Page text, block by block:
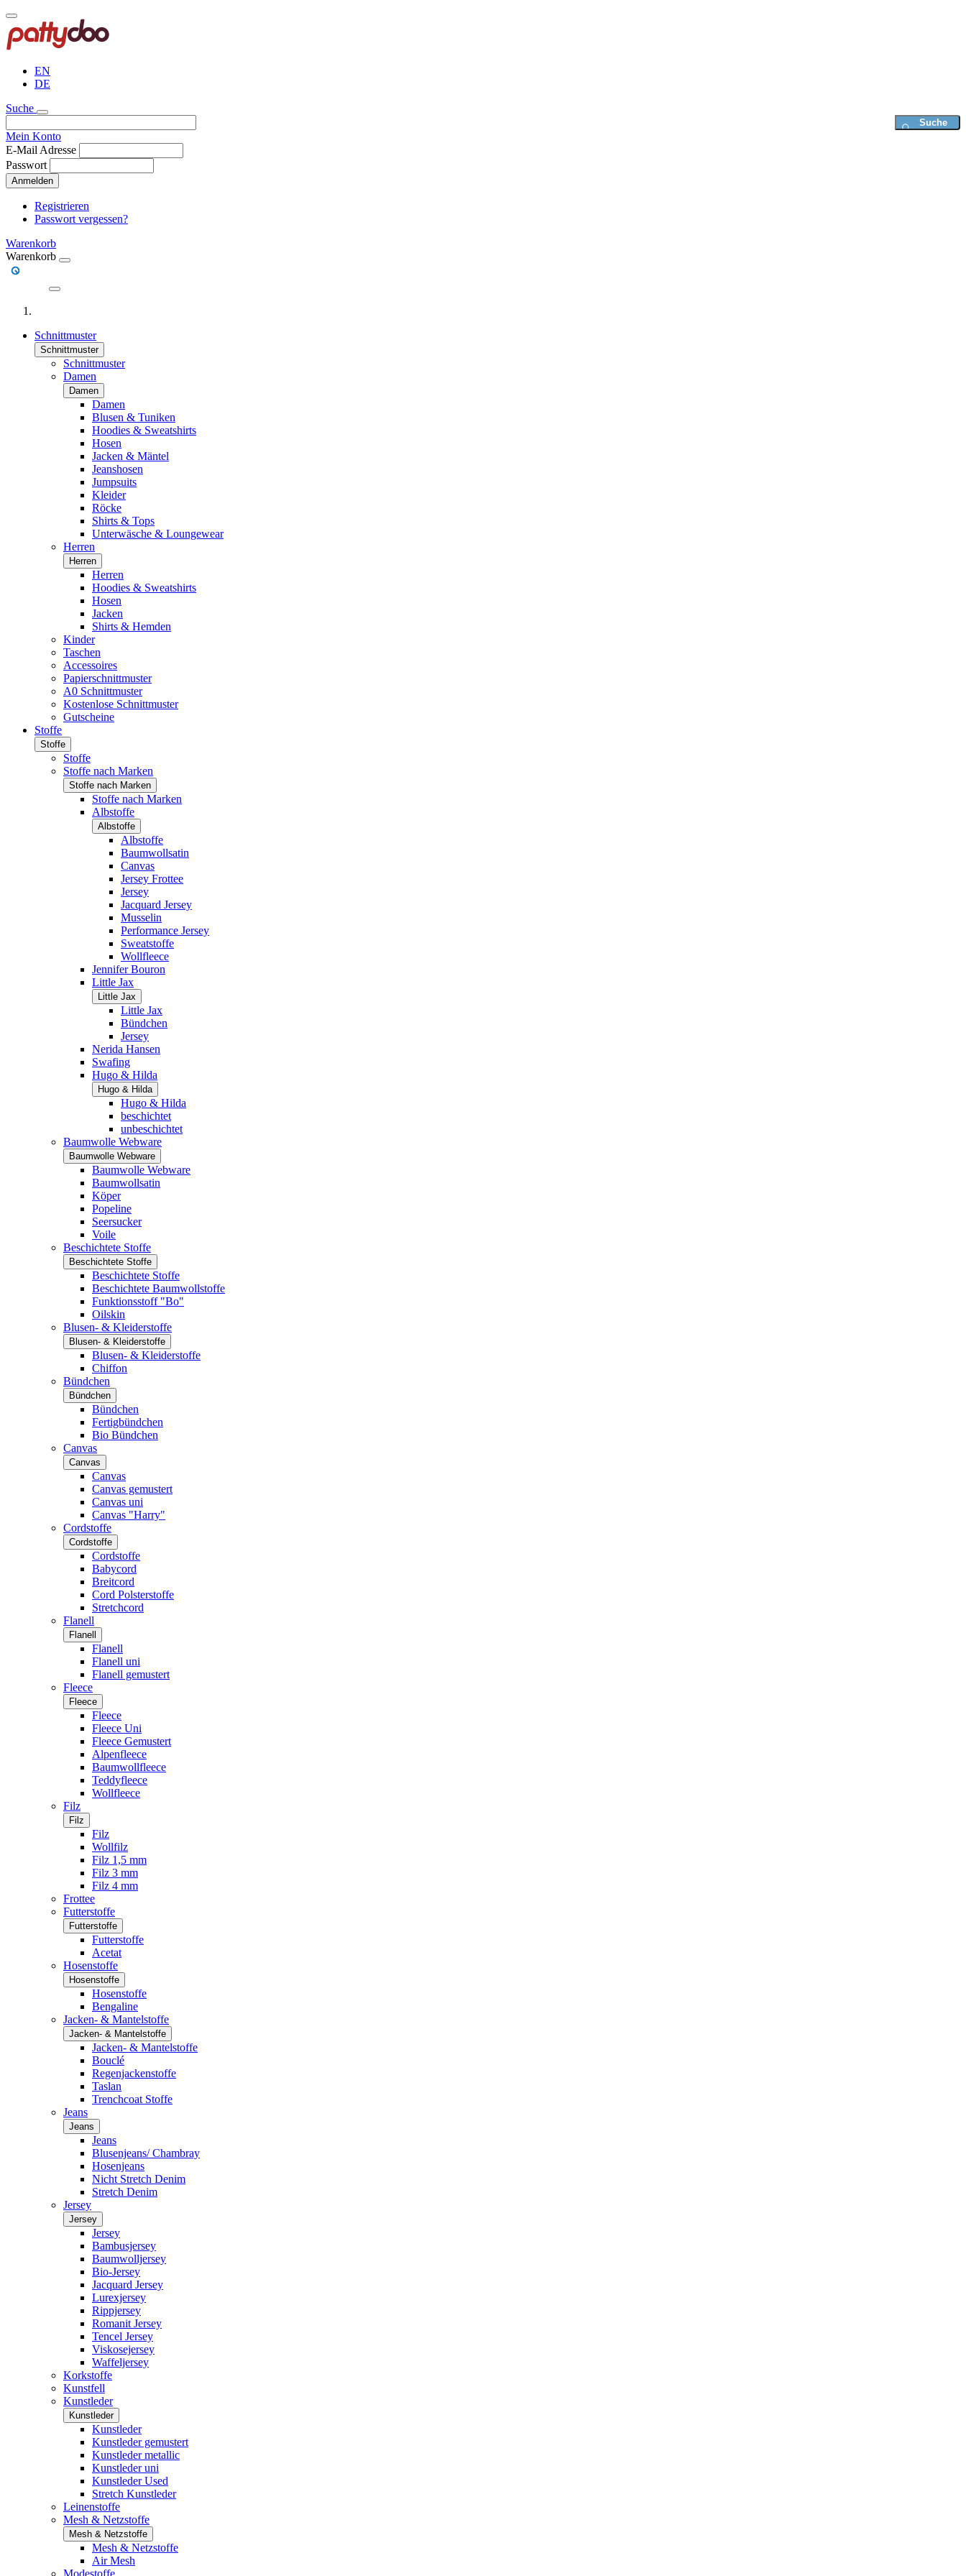
Direkt
zum
Inhalt
EN
DE
Suche
Mein Konto
E-Mail Adresse
Passwort
Anmelden
Registrieren
Passwort vergessen?
Warenkorb
Warenkorb
Schnittmuster
Schnittmuster
Schnittmuster
Damen
Damen
Damen
Blusen & Tuniken
Hoodies & Sweatshirts
Hosen
Jacken & Mäntel
Jeanshosen
Jumpsuits
Kleider
Röcke
Shirts & Tops
Unterwäsche & Loungewear
Herren
Herren
Herren
Hoodies & Sweatshirts
Hosen
Jacken
Shirts & Hemden
Kinder
Taschen
Accessoires
Papierschnittmuster
A0 Schnittmuster
Kostenlose Schnittmuster
Gutscheine
Stoffe
Stoffe
Stoffe
Stoffe nach Marken
Stoffe nach Marken
Stoffe nach Marken
Albstoffe
Albstoffe
Albstoffe
Baumwollsatin
Canvas
Jersey Frottee
Jersey
Jacquard Jersey
Musselin
Performance Jersey
Sweatstoffe
Wollfleece
Jennifer Bouron
Little Jax
Little Jax
Little Jax
Bündchen
Jersey
Nerida Hansen
Swafing
Hugo & Hilda
Hugo & Hilda
Hugo & Hilda
beschichtet
unbeschichtet
Baumwolle Webware
Baumwolle Webware
Baumwolle Webware
Baumwollsatin
Köper
Popeline
Seersucker
Voile
Beschichtete Stoffe
Beschichtete Stoffe
Beschichtete Stoffe
Beschichtete Baumwollstoffe
Funktionsstoff "Bo"
Oilskin
Blusen- & Kleiderstoffe
Blusen- & Kleiderstoffe
Blusen- & Kleiderstoffe
Chiffon
Bündchen
Bündchen
Bündchen
Fertigbündchen
Bio Bündchen
Canvas
Canvas
Canvas
Canvas gemustert
Canvas uni
Canvas "Harry"
Cordstoffe
Cordstoffe
Cordstoffe
Babycord
Breitcord
Cord Polsterstoffe
Stretchcord
Flanell
Flanell
Flanell
Flanell uni
Flanell gemustert
Fleece
Fleece
Fleece
Fleece Uni
Fleece Gemustert
Alpenfleece
Baumwollfleece
Teddyfleece
Wollfleece
Filz
Filz
Filz
Wollfilz
Filz 1,5 mm
Filz 3 mm
Filz 4 mm
Frottee
Futterstoffe
Futterstoffe
Futterstoffe
Acetat
Hosenstoffe
Hosenstoffe
Hosenstoffe
Bengaline
Jacken- & Mantelstoffe
Jacken- & Mantelstoffe
Jacken- & Mantelstoffe
Bouclé
Regenjackenstoffe
Taslan
Trenchcoat Stoffe
Jeans
Jeans
Jeans
Blusenjeans/ Chambray
Hosenjeans
Nicht Stretch Denim
Stretch Denim
Jersey
Jersey
Jersey
Bambusjersey
Baumwolljersey
Bio-Jersey
Jacquard Jersey
Lurexjersey
Rippjersey
Romanit Jersey
Tencel Jersey
Viskosejersey
Waffeljersey
Korkstoffe
Kunstfell
Kunstleder
Kunstleder
Kunstleder
Kunstleder gemustert
Kunstleder metallic
Kunstleder uni
Kunstleder Used
Stretch Kunstleder
Leinenstoffe
Mesh & Netzstoffe
Mesh & Netzstoffe
Mesh & Netzstoffe
Air Mesh
Modestoffe